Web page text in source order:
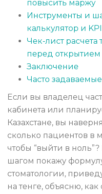
повысить маржу
Инструменты и
калькулятор и KPI
Чек-лист расчета
перед открытием
Заключение
Часто
Если вы владелец
кабинета или
Казахстане, вы
сколько пациентов в
чтобы “выйти в ноль”?
шагом покажу
стоматологии,
на тенге, объясню, как